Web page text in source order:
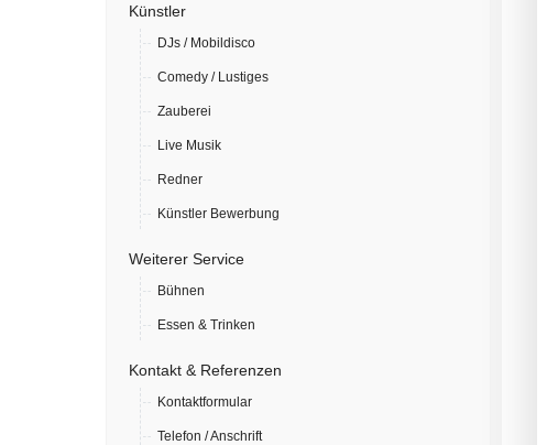
Künstler
DJs / Mobildisco
Comedy / Lustiges
Zauberei
Live Musik
Redner
Künstler Bewerbung
Weiterer Service
Bühnen
Essen & Trinken
Kontakt & Referenzen
Kontaktformular
Telefon / Anschrift